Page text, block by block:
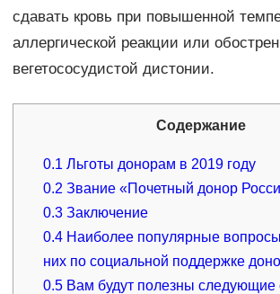
сдавать кровь при повышенной
аллергической реакции или
вегетососудистой дистонии.
Содержание
0.1 Льготы донорам в 2019 году
0.2 Звание «Почетный донор
0.3 Заключение
0.4 Наиболее популярные
них по социальной поддержке
0.5 Вам будут полезны следующие